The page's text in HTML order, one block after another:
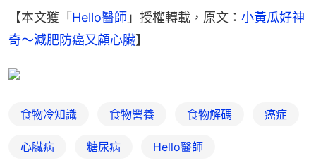
【本文獲「 Hello醫師 」授權轉載，原文： 小黃瓜好神
奇～減肥防癌又顧心臟】
食物冷知識 食物營養 食物解碼 癌症
心臟病 糖尿病 Hello醫師